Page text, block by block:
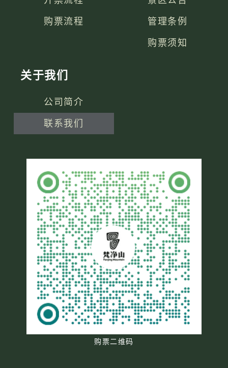
购票流程
管理条例
购票须知
关于我们
公司简介
联系我们
购票二维码